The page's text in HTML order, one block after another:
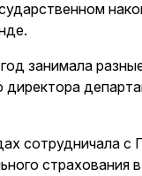
занимала
директора
сотрудничала с
страхования